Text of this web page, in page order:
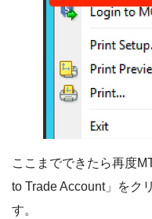
ここまでできたら再度
to Trade Account」をク
す。